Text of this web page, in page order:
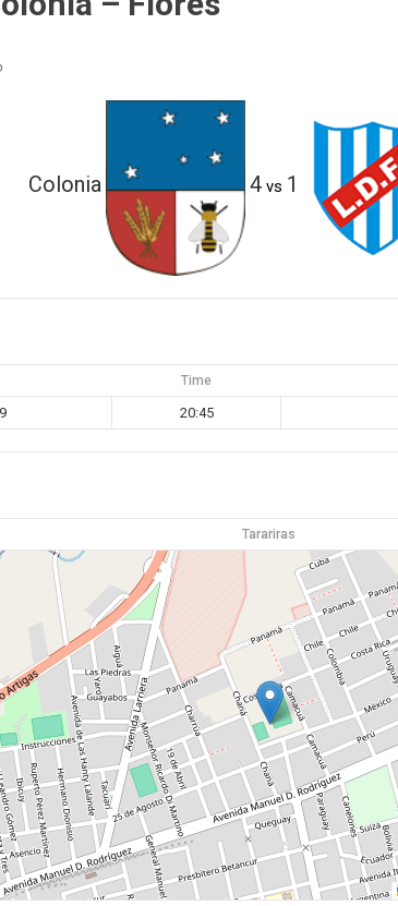
Colonia 4 vs 1
Time
20:45
Tarariras